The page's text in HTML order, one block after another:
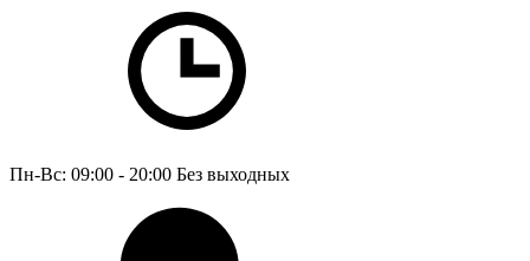
Пн-Вс: 09:00 - 20:00 Без выходных